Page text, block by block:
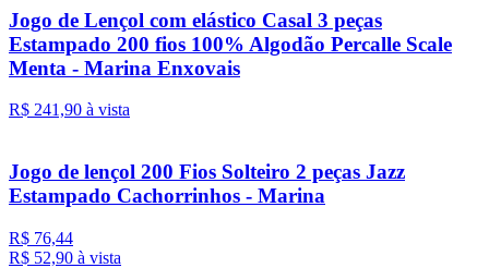
Jogo de Lençol com elástico Casal 3 peças
Estampado 200 fios 100% Algodão Percalle Scale
Menta - Marina Enxovais
R$ 241,90 à vista
Jogo de lençol 200 Fios Solteiro 2 peças Jazz
Estampado Cachorrinhos - Marina
R$ 76,44
R$ 52,90 à vista